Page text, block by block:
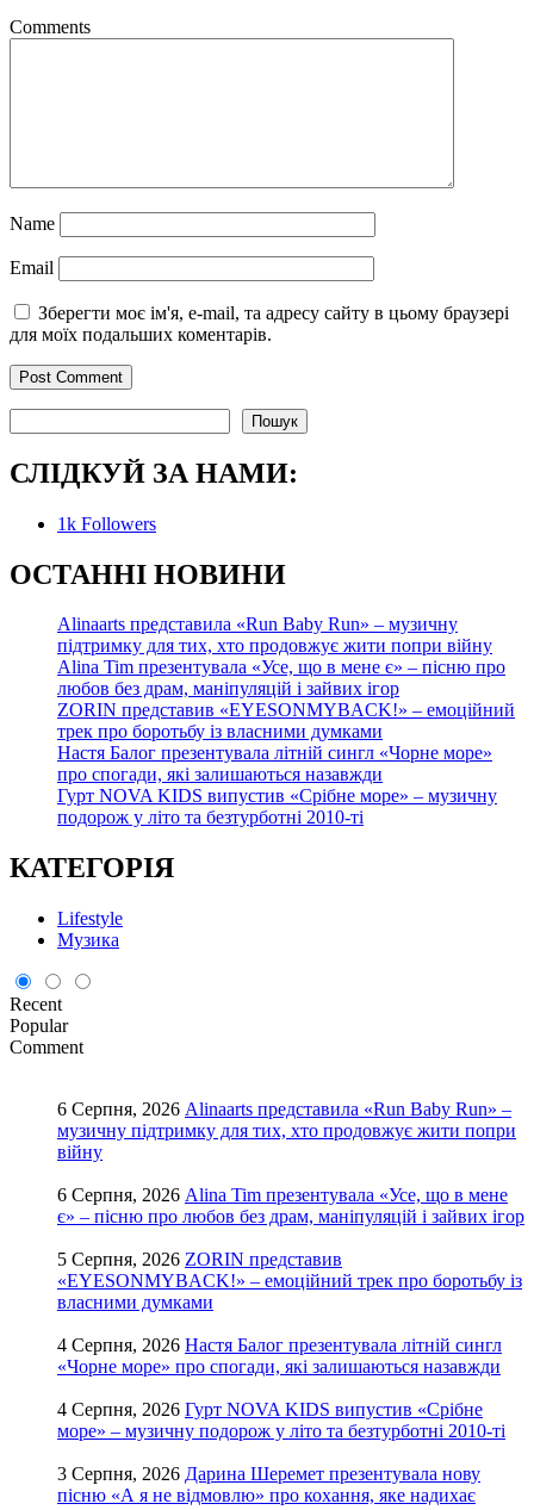
Comments
Name
Email
Зберегти моє ім'я, e-mail, та адресу сайту в цьому браузері
для моїх подальших коментарів.
Пошук
СЛІДКУЙ ЗА НАМИ:
1k Followers
ОСТАННІ НОВИНИ
Alinaarts представила «Run Baby Run» – музичну
підтримку для тих, хто продовжує жити попри війну
Alina Tim презентувала «Усе, що в мене є» – пісню про
любов без драм, маніпуляцій і зайвих ігор
ZORIN представив «EYESONMYBACK!» – емоційний
трек про боротьбу із власними думками
Настя Балог презентувала літній сингл «Чорне море»
про спогади, які залишаються назавжди
Гурт NOVA KIDS випустив «Срібне море» – музичну
подорож у літо та безтурботні 2010-ті
КАТЕГОРІЯ
Lifestyle
Музика
Recent
Popular
Comment
6 Серпня, 2026 Alinaarts представила «Run Baby Run» –
музичну підтримку для тих, хто продовжує жити попри
війну
6 Серпня, 2026 Alina Tim презентувала «Усе, що в мене
є» – пісню про любов без драм, маніпуляцій і зайвих ігор
5 Серпня, 2026 ZORIN представив
«EYESONMYBACK!» – емоційний трек про боротьбу із
власними думками
4 Серпня, 2026 Настя Балог презентувала літній сингл
«Чорне море» про спогади, які залишаються назавжди
4 Серпня, 2026 Гурт NOVA KIDS випустив «Срібне
море» – музичну подорож у літо та безтурботні 2010-ті
3 Серпня, 2026 Дарина Шеремет презентувала нову
пісню «А я не відмовлю» про кохання, яке надихає